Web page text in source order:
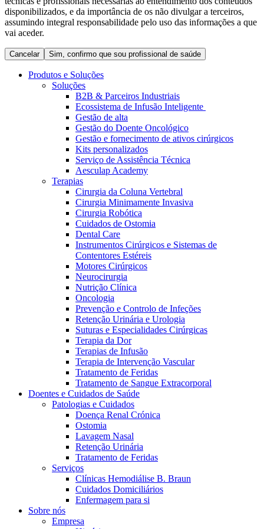
Terapias
Catálogo de Produtos
Encontre o produto que procura. Visite o catálogo de produtos
da B. Braun com o nosso portfólio completo.
Coordenamos os seus cuidados médicos quando recebe alta
do hospital. Para mais informações, visite a nossa página de
cuidados domiciliários.
Contactos
Centro de Inovação
Vamos impulsionar juntos a inovação na tecnologia médica.
Saiba mais sobre o nosso centro de inovação e apresente a sua
Em diálogo com a B. Braun. Entre em contacto connosco
disponibilizados, e da importância de os não divulgar a terceiros,
assumindo integral responsabilidade pelo uso das informações a que
vai aceder.
Cancelar Sim, confirmo que sou profissional de saúde
Produtos e Soluções
Soluções
B2B & Parceiros Industriais
Ecossistema de Infusão Inteligente
Gestão de alta
Gestão do Doente Oncológico
Gestão e fornecimento de ativos cirúrgicos
Kits personalizados
Serviço de Assistência Técnica
Aesculap Academy
Terapias
Cirurgia da Coluna Vertebral
Cirurgia Minimamente Invasiva
Cirurgia Robótica
Cuidados de Ostomia
Dental Care
Instrumentos Cirúrgicos e Sistemas de
Contentores Estéreis
Motores Cirúrgicos
Neurocirurgia
Nutrição Clínica
Oncologia
Prevenção e Controlo de Infeções
Retenção Urinária e Urologia
Suturas e Especialidades Cirúrgicas
Terapia da Dor
Terapias de Infusão
Terapia de Intervenção Vascular
Tratamento de Feridas
Tratamento de Sangue Extracorporal
Doentes e Cuidados de Saúde
Patologias e Cuidados
Doença Renal Crónica
Ostomia
Lavagem Nasal
Retenção Urinária
Tratamento de Feridas
Serviços
Clínicas Hemodiálise B. Braun
Cuidados Domiciliários
Enfermagem para si
Sobre nós
Empresa